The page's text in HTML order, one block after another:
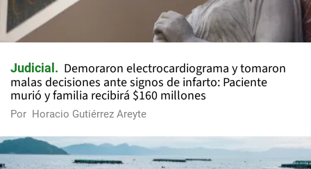
Judicial
Demoraron electrocardiograma y tomaron
malas decisiones ante signos de infarto: Paciente
murió y familia recibirá $160 millones
Por Horacio Gutiérrez Areyte